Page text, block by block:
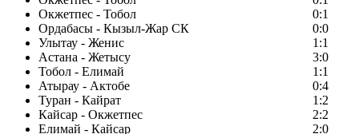
Окжетпес - Тобол
0:1
Ордабасы - Кызыл-Жар СК
0:0
Улытау - Женис
1:1
Астана - Жетысу
3:0
Тобол - Елимай
1:1
Атырау - Актобе
0:4
Туран - Кайрат
1:2
Кайсар - Окжетпес
2:2
Елимай - Кайсар
2:0